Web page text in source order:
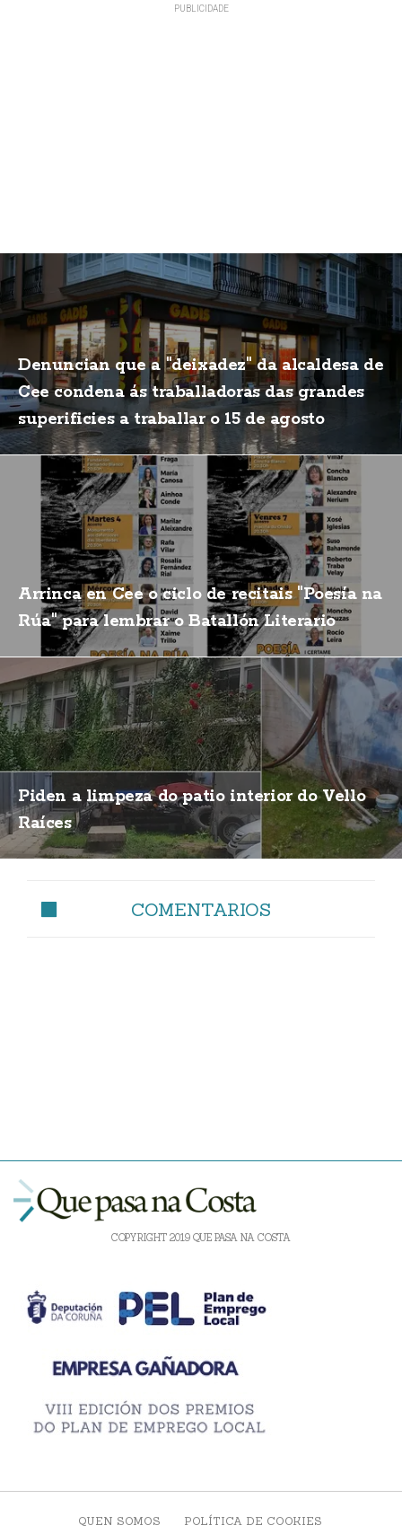
Denuncian que a "deixadez" da alcaldesa de
Cee condena ás traballadoras das grandes
superificies a traballar o 15 de agosto
Arrinca en Cee o ciclo de recitais "Poesía na
Rúa" para lembrar o Batallón Literario
Piden a limpeza do patio interior do Vello
Raíces
COMENTARIOS
COPYRIGHT 2019 QUE PASA NA COSTA
QUEN SOMOS POLÍTICA DE COOKIES